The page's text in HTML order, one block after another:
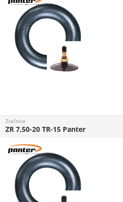
Zračnice
ZR 7,50-20 TR-15 Panter